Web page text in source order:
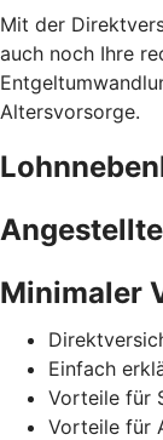
Mit der
auch noch Ihre
Altersvorsorge.
Minimaler
Einfach
Vorteile für
Vorteile für